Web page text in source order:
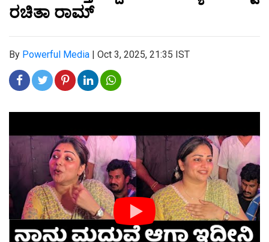
ರಚಿತಾ ರಾಮ್
By Powerful Media | Oct 3, 2025, 21:35 IST